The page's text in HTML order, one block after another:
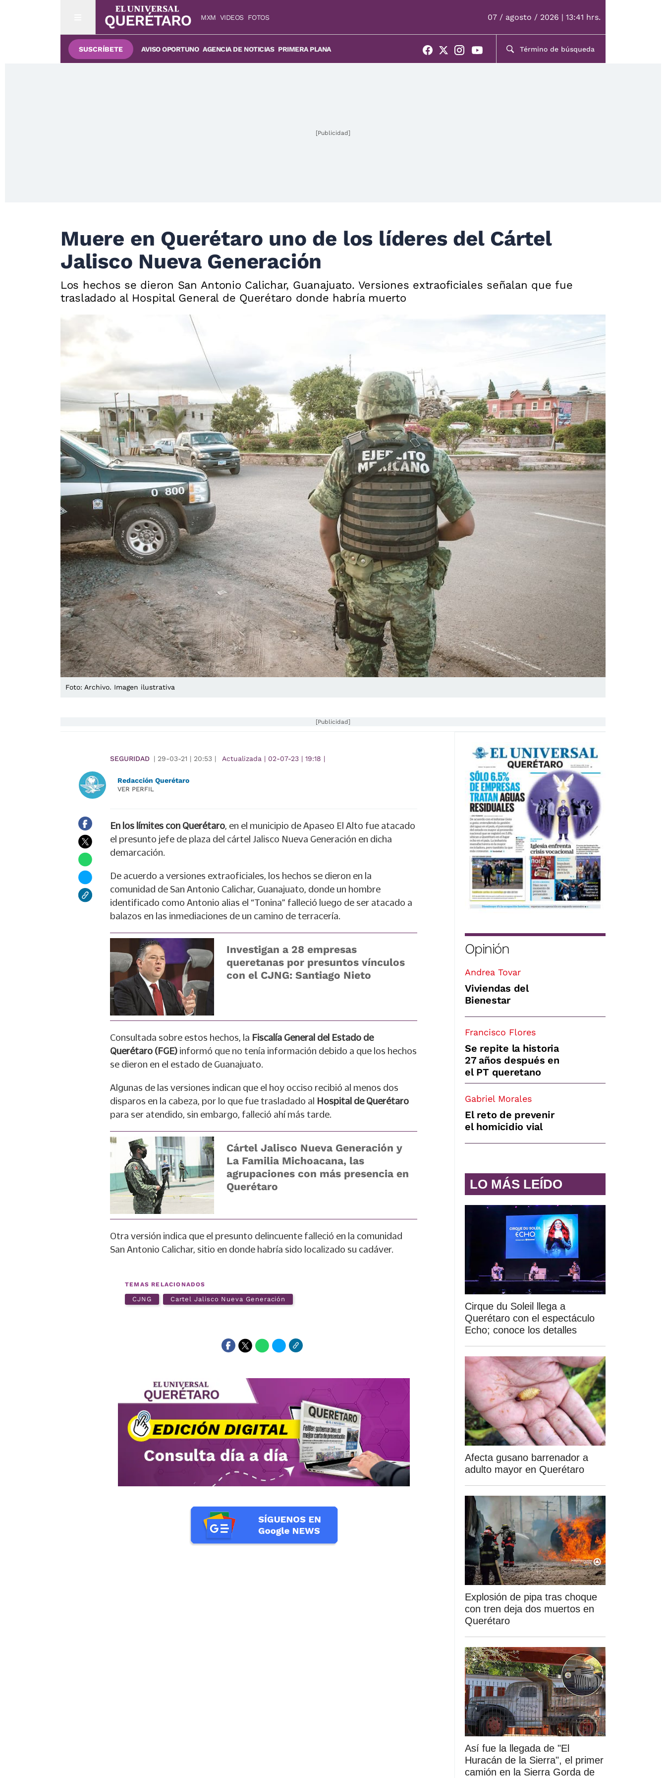
MXM VIDEOS FOTOS 07 / agosto / 2026 | 13:41 hrs.
SUSCRÍBETE AVISO OPORTUNO AGENCIA DE NOTICIAS PRIMERA PLANA
[Publicidad]
Muere en Querétaro uno de los líderes del Cártel
Jalisco Nueva Generación
Los hechos se dieron San Antonio Calichar, Guanajuato. Versiones extraoficiales señalan que fue
trasladado al Hospital General de Querétaro donde habría muerto
Foto: Archivo. Imagen ilustrativa
[Publicidad]
SEGURIDAD | 29-03-21 | 20:53 | Actualizada | 02-07-23 | 19:18 |
Redacción Querétaro
VER PERFIL
En los límites con Querétaro, en el municipio de Apaseo El Alto fue atacado
el presunto jefe de plaza del cártel Jalisco Nueva Generación en dicha
demarcación.
De acuerdo a versiones extraoficiales, los hechos se dieron en la
comunidad de San Antonio Calichar, Guanajuato, donde un hombre
identificado como Antonio alias el “Tonina” falleció luego de ser atacado a
balazos en las inmediaciones de un camino de terracería.
Investigan a 28 empresas
queretanas por presuntos vínculos
con el CJNG: Santiago Nieto
Consultada sobre estos hechos, la Fiscalía General del Estado de
Querétaro (FGE) informó que no tenía información debido a que los hechos
se dieron en el estado de Guanajuato.
Algunas de las versiones indican que el hoy occiso recibió al menos dos
disparos en la cabeza, por lo que fue trasladado al Hospital de Querétaro
para ser atendido, sin embargo, falleció ahí más tarde.
Cártel Jalisco Nueva Generación y
La Familia Michoacana, las
agrupaciones con más presencia en
Querétaro
Otra versión indica que el presunto delincuente falleció en la comunidad
San Antonio Calichar, sitio en donde habría sido localizado su cadáver.
TEMAS RELACIONADOS
CJNG Cartel Jalisco Nueva Generación
Opinión
Andrea Tovar
Viviendas del
Bienestar
Francisco Flores
Se repite la historia
27 años después en
el PT queretano
Gabriel Morales
El reto de prevenir
el homicidio vial
LO MÁS LEÍDO
Cirque du Soleil llega a
Querétaro con el espectáculo
Echo; conoce los detalles
Afecta gusano barrenador a
adulto mayor en Querétaro
Explosión de pipa tras choque
con tren deja dos muertos en
Querétaro
Así fue la llegada de "El
Huracán de la Sierra", el primer
camión en la Sierra Gorda de